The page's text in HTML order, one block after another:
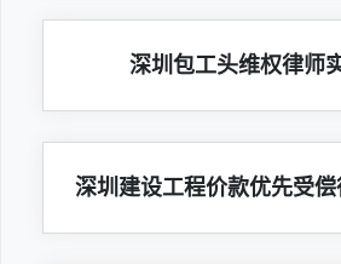
深圳包工头维权律师
深圳建设工程价款优先受